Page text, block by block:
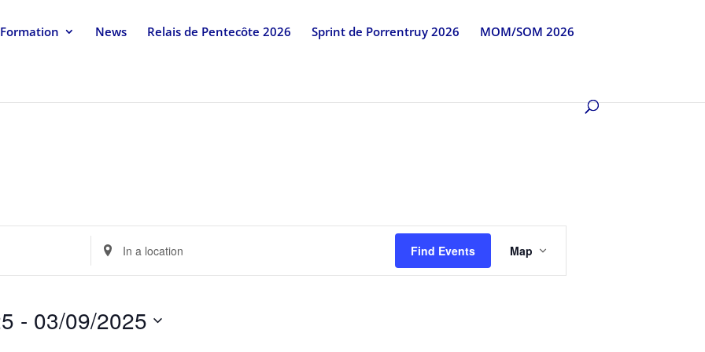
Formation News Relais de Pentecôte 2026 Sprint de Porrentruy 2026 MOM/SOM 2026
Enter
Location.
Search
Events
by
Find Events
Event
Views
Navigation
Map
- 03/09/2025